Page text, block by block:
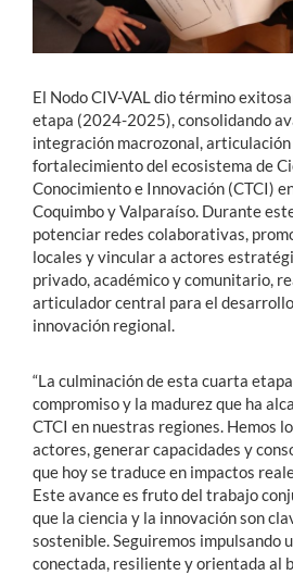
El Nodo CIV-VAL dio término
etapa (2024-2025), consolidando
integración macrozonal,
fortalecimiento del ecosistema de
Conocimiento e Innovación (CTCI)
Coquimbo y Valparaíso. Durante
potenciar redes colaborativas,
locales y vincular a actores
privado, académico y comunitario,
articulador central para el
innovación regional.
“La culminación de esta cuarta
compromiso y la madurez que ha
CTCI en nuestras regiones. Hemos
actores, generar capacidades y
que hoy se traduce en impactos
Este avance es fruto del trabajo
que la ciencia y la innovación son
sostenible. Seguiremos impulsando
conectada, resiliente y orientada al